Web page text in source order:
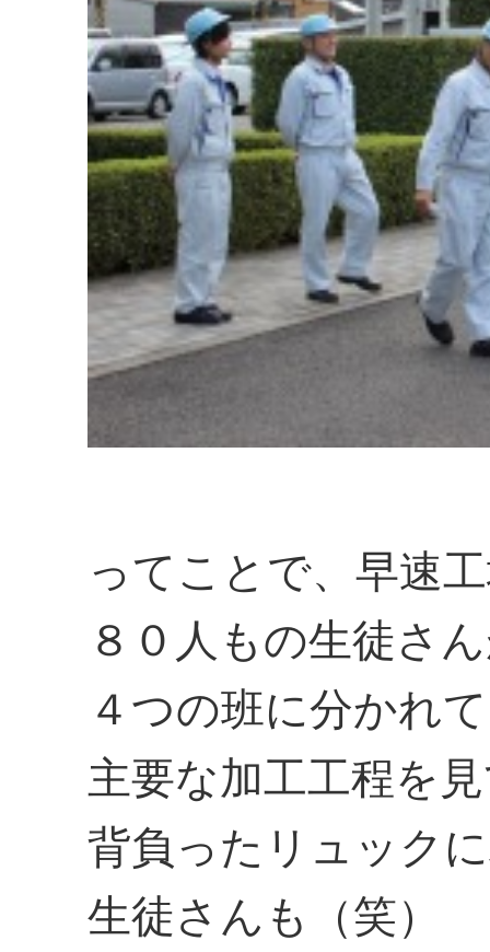
ってことで、早速
８０人もの生徒さ
４つの班に分かれ
主要な加工工程を
背負ったリュック
生徒さんも（笑）